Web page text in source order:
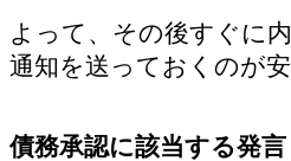
よって、その後すぐに
通知を送っておくのが安
債務承認に該当する発言